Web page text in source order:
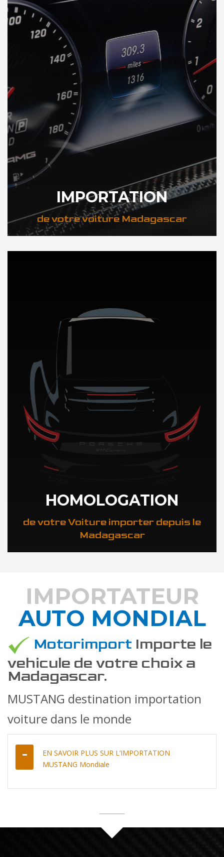
IMPORTATION
de votre voiture Madagascar
DÉCOUVREZ NOTRE IMPORTATION AUTO a Madagascar
HOMOLOGATION
de votre Voiture importer depuis le
Madagascar
DÉCOUVREZ COMMENT
IMPORTATEUR
AUTO MONDIAL
Motorimport Importe le
vehicule de votre choix a
Madagascar.
MUSTANG destination importation
voiture dans le monde
EN SAVOIR PLUS SUR L’IMPORTATION
MUSTANG Mondiale